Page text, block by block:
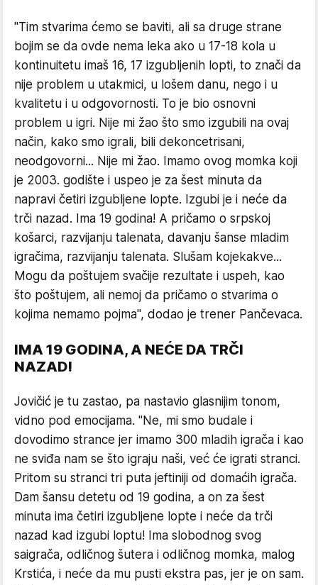
"Tim stvarima ćemo se baviti, ali sa druge strane
bojim se da ovde nema leka ako u 17-18 kola u
kontinuitetu imaš 16, 17 izgubljenih lopti, to znači da
nije problem u utakmici, u lošem danu, nego i u
kvalitetu i u odgovornosti. To je bio osnovni
problem u igri. Nije mi žao što smo izgubili na ovaj
način, kako smo igrali, bili dekoncetrisani,
neodgovorni... Nije mi žao. Imamo ovog momka koji
je 2003. godište i uspeo je za šest minuta da
napravi četiri izgubljene lopte. Izgubi je i neće da
trči nazad. Ima 19 godina! A pričamo o srpskoj
košarci, razvijanju talenata, davanju šanse mladim
igračima, razvijanju talenata. Slušam kojekakve...
Mogu da poštujem svačije rezultate i uspeh, kao
što poštujem, ali nemoj da pričamo o stvarima o
kojima nemamo pojma", dodao je trener Pančevaca.
IMA 19 GODINA, A NEĆE DA TRČI
NAZAD!
Jovičić je tu zastao, pa nastavio glasnijim tonom,
vidno pod emocijama. "Ne, mi smo budale i
dovodimo strance jer imamo 300 mladih igrača i kao
ne sviđa nam se što igraju naši, već će igrati stranci.
Pritom su stranci tri puta jeftiniji od domaćih igrača.
Dam šansu detetu od 19 godina, a on za šest
minuta ima četiri izgubljene lopte i neće da trči
nazad kad izgubi loptu! Ima slobodnog svog
saigrača, odličnog šutera i odličnog momka, malog
Krstića, i neće da mu pusti ekstra pas, jer je on sam.